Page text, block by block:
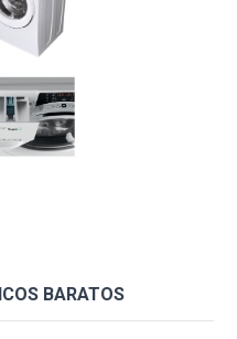
BARATOS